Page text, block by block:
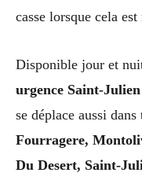
casse lorsque cela
Disponible jour et
urgence Saint-
se déplace aussi dans
Fourragere,
Du Desert, Saint-